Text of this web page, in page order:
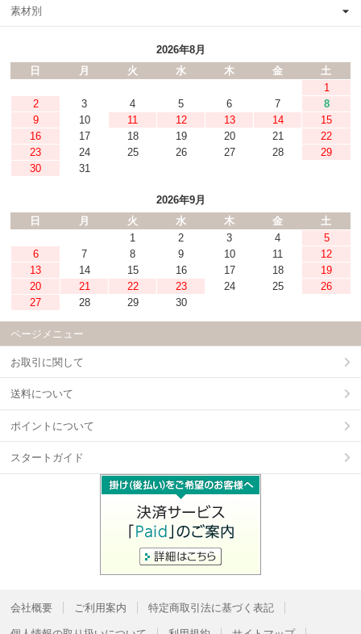
素材別
2026年8月
日
月 火 水 木 金
土
1
2
3 4 5 6 7
8
9
10 11 12 13 14
15
16
17 18 19 20 21
22
23
24 25 26 27 28
29
30
31
2026年9月
日
月 火 水 木 金
土
1
2 3 4
5
6
7 8 9 10 11
12
13
14 15 16 17 18
19
20
21 22 23 24 25
26
27
28 29 30
ページメニュー
お取引に関して
送料について
ポイントについて
スタートガイド
会社概要 ご利用案内 特定商取引法に基づく表記